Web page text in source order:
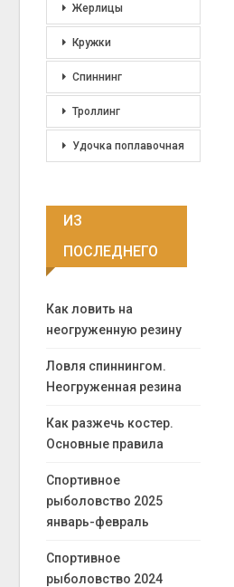
Жерлицы
Кружки
Спиннинг
Троллинг
Удочка поплавочная
ИЗ
ПОСЛЕДНЕГО
Как ловить на
неогруженную резину
Ловля спиннингом.
Неогруженная резина
Как разжечь костер.
Основные правила
Спортивное
рыболовство 2025
январь-февраль
Спортивное
рыболовство 2024